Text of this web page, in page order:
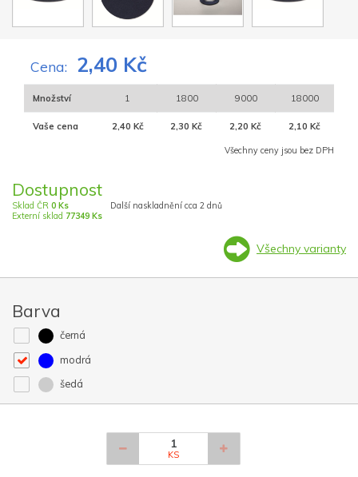
Cena: 2,40 Kč
Množství 1 1800 9000 18000
Vaše cena 2,40 Kč 2,30 Kč 2,20 Kč 2,10 Kč
Všechny ceny jsou bez DPH
Dostupnost
Sklad ČR 0 Ks
Externí sklad 77349 Ks
Další naskladnění cca 2 dnů
Všechny varianty
Barva
černá
modrá
šedá
KS